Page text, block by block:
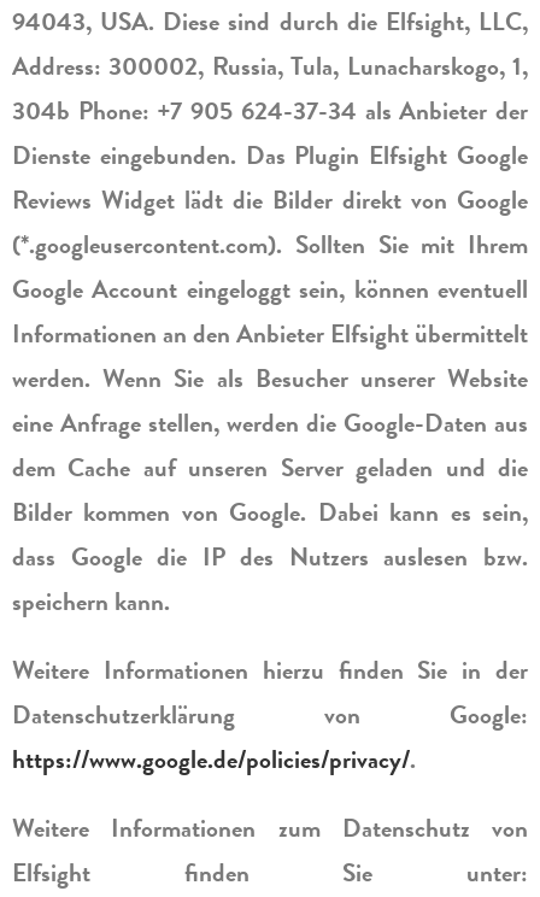
94043, USA. Diese sind durch die Elfsight, LLC,
Address: 300002, Russia, Tula, Lunacharskogo, 1,
304b Phone: +7 905 624-37-34 als Anbieter der
Dienste eingebunden. Das Plugin Elfsight Google
Reviews Widget lädt die Bilder direkt von Google
(*.googleusercontent.com). Sollten Sie mit Ihrem
Google Account eingeloggt sein, können eventuell
Informationen an den Anbieter Elfsight übermittelt
werden. Wenn Sie als Besucher unserer Website
eine Anfrage stellen, werden die Google-Daten aus
dem Cache auf unseren Server geladen und die
Bilder kommen von Google. Dabei kann es sein,
dass Google die IP des Nutzers auslesen bzw.
speichern kann.
Weitere Informationen hierzu finden Sie in der
Datenschutzerklärung von Google:
https://www.google.de/policies/privacy/.
Weitere Informationen zum Datenschutz von
Elfsight finden Sie unter: